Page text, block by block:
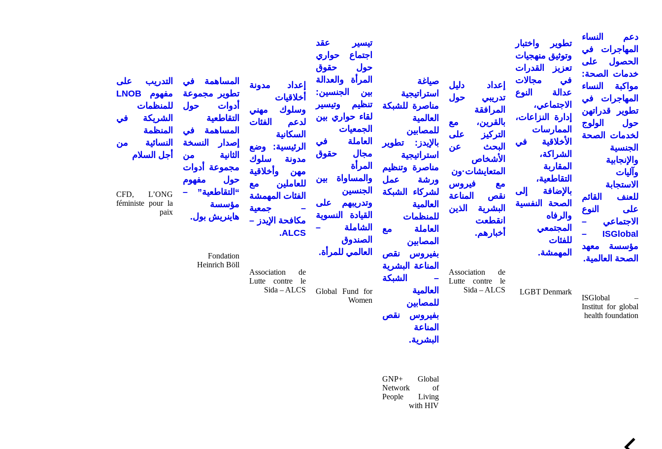
دعم النساء
المهاجرات في
الحصول على
خدمات الصحة:
مواكبة النساء
المهاجرات في
تطوير قدراتهن
حول الولوج
لخدمات الصحة
الجنسية
والإنجابية
وآليات
الاستجابة
للعنف القائم
على النوع
الاجتماعي –
ISGlobal –
مؤسسة معهد
الصحة العالمية.
ISGlobal –
Institut for global
health foundation
تطوير واختبار
وتوثيق منهجيات
تعزيز القدرات
في مجالات
عدالة النوع
الاجتماعي،
إدارة النزاعات،
الممارسات
الأخلاقية في
الشراكة،
المقاربة
التقاطعية،
بالإضافة إلى
الصحة النفسية
والرفاه
المجتمعي
للفئات
المهمشة.
LGBT Denmark
إعداد دليل
تدريبي حول
المرافقة
بالقرين، مع
التركيز على
البحث عن
الأشخاص
المتعايشات·ون
مع فيروس
نقص المناعة
البشرية الذين
انقطعت
أخبارهم.
Association de
Lutte contre le
Sida – ALCS
صياغة
استراتيجية
مناصرة للشبكة
العالمية
للمصابين
بالإيدز: تطوير
استراتيجية
مناصرة وتنظيم
ورشة عمل
لشركاء الشبكة
العالمية
للمنظمات
العاملة مع
المصابين
بفيروس نقص
المناعة البشرية
– الشبكة
العالمية
للمصابين
بفيروس نقص
المناعة
البشرية.
GNP+ Global
Network of
People Living
with HIV
تيسير عقد
اجتماع حواري
حول حقوق
المرأة والعدالة
بين الجنسين:
تنظيم وتيسير
لقاء حواري بين
الجمعيات
العاملة في
مجال حقوق
المرأة
والمساواة بين
الجنسين
وتدريبهم على
القيادة النسوية
الشاملة –
الصندوق
العالمي للمرأة.
Global Fund for
Women
إعداد مدونة
أخلاقيات
وسلوك مهني
لدعم الفئات
السكانية
الرئيسية: وضع
مدونة سلوك
مهن وأخلاقية
للعاملين مع
الفئات المهمشة
– جمعية
مكافحة الإيدز –
ALCS.
Association de
Lutte contre le
Sida – ALCS
المساهمة في
تطوير مجموعة
أدوات حول
التقاطعية
المساهمة في
إصدار النسخة
الثانية من
مجموعة أدوات
حول مفهوم
“التقاطعية” –
مؤسسة
هاينريش بول.
Fondation
Heinrich Böll
التدريب على
مفهوم LNOB
للمنظمات
الشريكة في
المنظمة
النسائية من
أجل السلام
CFD, L’ONG
féministe pour la
paix